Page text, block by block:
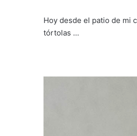
Hoy desde el patio de mi
tórtolas …